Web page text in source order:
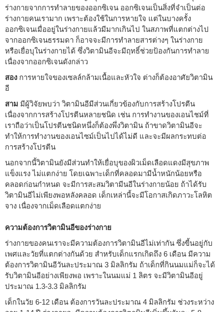
ร่างกายจากการทำลายของออกซิเจน ออกซิเจนเป็นสิ่งที่จำเป็นต่อ
ร่างกายคนเรามาก เพราะต้องใช้ในการหายใจ แต่ในบางครั้ง
ออกซิเจนเมื่ออยู่ในร่างกายแล้วมีมากเกินไป ในสภาพที่แตกต่างไป
จากออกซิเจนธรรมดา ก็อาจจะมีการทำลายสารต่างๆ ในร่างกาย
หรือเยื่อบุในร่างกายได้ ซึ่งวิตามินอีจะมีฤทธิ์ช่วยป้องกันการทำลาย
เนื่องจากออกซิเจนดังกล่าว
สอง การหายใจของเซลล์กล้ามเนื้อและหัวใจ ต่างก็ต้องอาศัยวิตามิน
อี
สาม มีผู้วิจัยพบว่า วิตามินอีมีส่วนเกี่ยวข้องกับการสร้างโปรตีน
เนื่องจากการสร้างโปรตีนหลายชนิด เช่น การทำงานของเอนไชม์ที่
เราถือว่าเป็นโปรตีนชนิดหนึ่งก็ต้องพึ่งวิตามิน ถ้าขาดวิตามินอีจะ
ทำให้การทำงานของเอนไซม์เป็นไปได้ไม่ดี และจะมีผลกระทบต่อ
การสร้างโปรตีน
นอกจากนี้วิตามินยังมีส่วนทำให้เยื่อบุของผิวเม็ดเลือดแดงมีสุขภาพ
แข็งแรง ไม่แตกง่าย โดยเฉพาะเด็กที่คลอดมามีน้ำหนักน้อยหรือ
คลอดก่อนกำหนด จะมีการสะสมวิตามีนอีในร่างกายน้อย ถ้าได้รับ
วิตามินอีไม่เพียงพอหลังคลอด เด็กเหล่านี้จะมีโอกาสเกิดภาวะโลหิต
จาง เนื่องจากเม็ดเลือดแตกง่าย
ความต้องการวิตามินอีของร่างกาย
ร่างกายของคนเราจะมีความต้องการวิตามินอีไม่เท่ากัน ซึ่งขี้นอยู่กับ
เพศและวัยที่แตกต่างกันด้วย สำหรับเด็กแรกเกิดถึง 6 เดือน มีความ
ต้องการวิตามินอีวันละประมาณ 3 มิลลิกรัม ถ้าเด็กที่กินนมแม่ก็จะได้
รับวิตามินอีอย่างเพียงพอ เพราะในนมแม่ 1 ลิตร จะมีวิตามินอีอยู่
ประมาณ 1.3-3.3 มิลลิกรัม
เด็กในวัย 6-12 เดือน ต้องการวันละประมาณ 4 มิลลิกรัม ช่วงระหว่าง